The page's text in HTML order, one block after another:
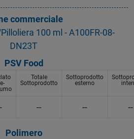
commerciale
100 ml - A100FR-08-
DN23T
PSV Food
Totale
Sottoprodotto
Sottoprodotto
esterno
-- -- --
Polimero